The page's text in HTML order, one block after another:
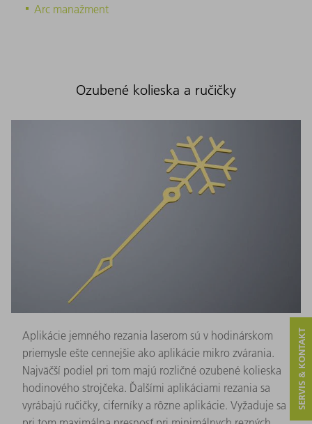
Arc manažment
Ozubené kolieska a ručičky
Aplikácie jemného rezania laserom sú v hodinárskom
priemysle ešte cennejšie ako aplikácie mikro zvárania.
Najväčší podiel pri tom majú rozličné ozubené kolieska
hodinového strojčeka. Ďalšími aplikáciami rezania sa
vyrábajú ručičky, ciferníky a rôzne aplikácie. Vyžaduje sa
SERVIS & KONTAKT